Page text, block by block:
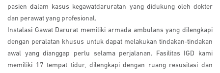
pasien dalam kasus kegawatdaruratan yang didukung oleh dokter
dan perawat yang profesional.
Instalasi Gawat Darurat memiliki armada ambulans yang dilengkapi
dengan peralatan khusus untuk dapat melakukan tindakan-tindakan
awal yang dianggap perlu selama perjalanan. Fasilitas IGD kami
memiliki 17 tempat tidur, dilengkapi dengan ruang resusitasi dan